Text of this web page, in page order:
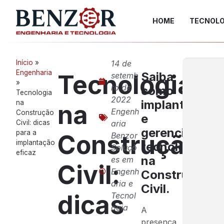
HOME
Início »
Engenharia
»
Tecnologia
na
Construção
Civil: dicas
para a
implantação
eficaz
Tecnologia
na
Construção
Civil:
dicas
14 de
setemb
ro de
2022
Engenh
aria
Benzor
Soluçõ
es em
Engenh
aria e
Tecnol
ogia
Saiba
como
implantar
e
gerenciar
tecnologias
na
Construção
Civil.
A
presença